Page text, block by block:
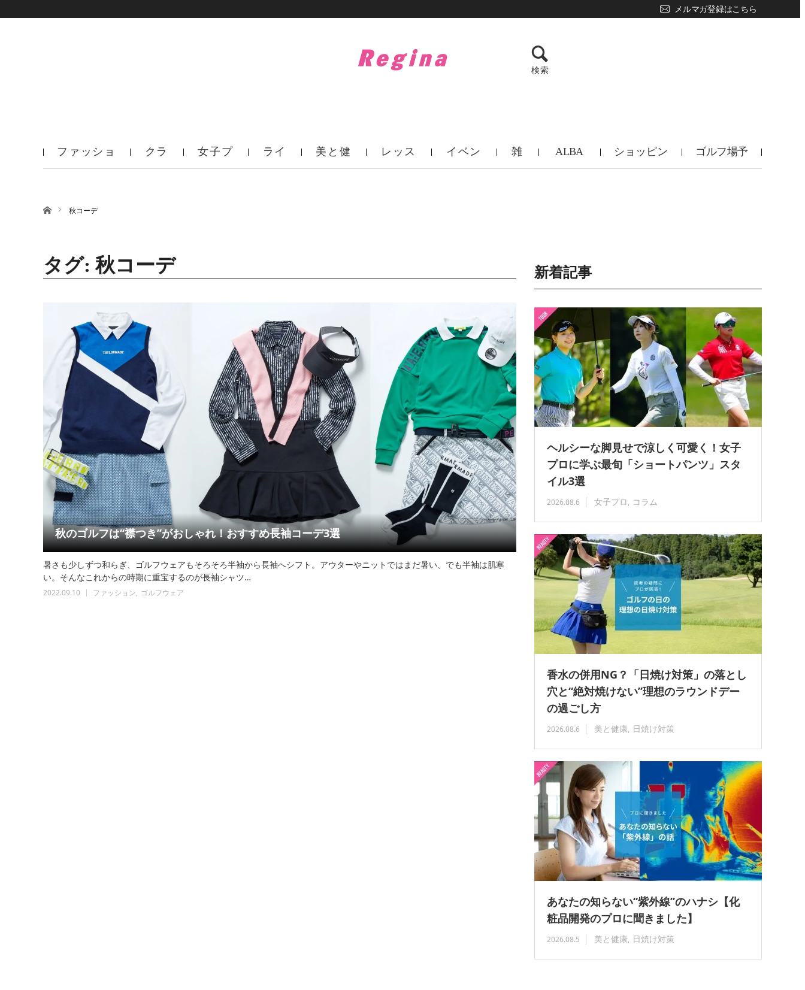
ファッショ クラ 女子プ ライ 美と健 レッス イベン 雑 ALBA ショッピン ゴルフ場予
メルマガ登録はこちら
検索
ホーム秋コーデ
タグ: 秋コーデ
秋のゴルフは“襟つき”がおしゃれ！おすすめ長袖コーデ3選
暑さも少しずつ和らぎ、ゴルフウェアもそろそろ半袖から長袖へシフト。アウターやニットではまだ暑い、でも半袖は肌寒
い。そんなこれからの時期に重宝するのが長袖シャツ…
2022.09.10 ファッション ゴルフウェア
新着記事
ヘルシーな脚見せで涼しく可愛く！女子
プロに学ぶ最旬「ショートパンツ」スタ
イル3選
2026.08.6 女子プロ コラム
香水の併用NG？「日焼け対策」の落とし
穴と“絶対焼けない”理想のラウンドデー
の過ごし方
2026.08.6 美と健康 日焼け対策
あなたの知らない“紫外線”のハナシ【化
粧品開発のプロに聞きました】
2026.08.5 美と健康 日焼け対策